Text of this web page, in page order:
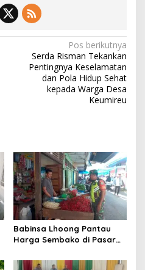
Pos berikutnya
Serda Risman Tekankan
Pentingnya Keselamatan
dan Pola Hidup Sehat
kepada Warga Desa
Keumireu
Babinsa Lhoong Pantau
Harga Sembako di Pasar
Perkembangannya